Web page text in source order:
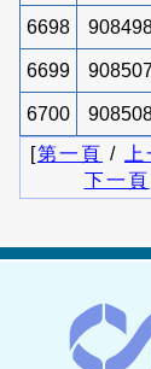
6698
6699
6700
[第一頁 /
下一頁